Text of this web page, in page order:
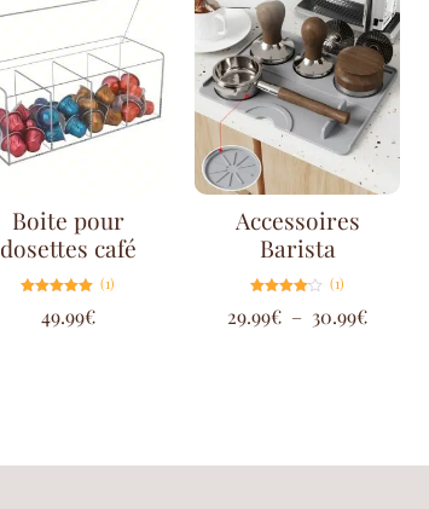
Boite pour
dosettes café
5.00
sur 5
(1)
49.99€
Accessoires
Barista
4.00
sur 5
(1)
29.99€ – 30.99€